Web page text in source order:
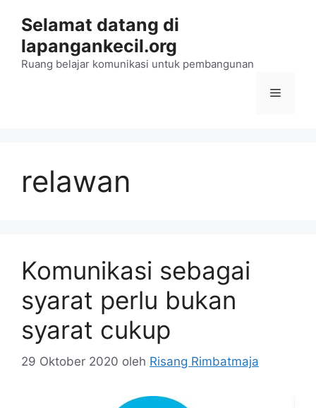
Selamat datang di
lapangankecil.org
Ruang belajar komunikasi untuk pembangunan
Menu
relawan
Komunikasi sebagai
syarat perlu bukan
syarat cukup
29 Oktober 2020 oleh Risang Rimbatmaja